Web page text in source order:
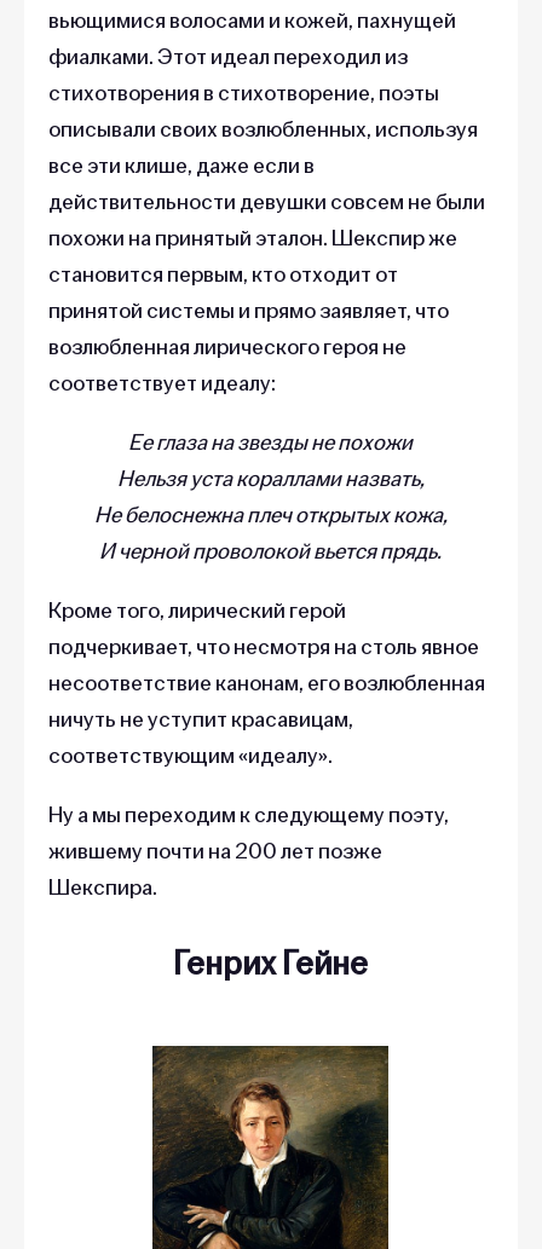
вьющимися волосами и кожей, пахнущей
фиалками. Этот идеал переходил из
стихотворения в стихотворение, поэты
описывали своих возлюбленных, используя
все эти клише, даже если в
действительности девушки совсем не были
похожи на принятый эталон. Шекспир же
становится первым, кто отходит от
принятой системы и прямо заявляет, что
возлюбленная лирического героя не
соответствует идеалу:
Ее глаза на звезды не похожи
Нельзя уста кораллами назвать,
Не белоснежна плеч открытых кожа,
И черной проволокой вьется прядь.
Кроме того, лирический герой
подчеркивает, что несмотря на столь явное
несоответствие канонам, его возлюбленная
ничуть не уступит красавицам,
соответствующим «‎идеалу»‎.
Ну а мы переходим к следующему поэту,
жившему почти на 200 лет позже
Шекспира.
Генрих Гейне